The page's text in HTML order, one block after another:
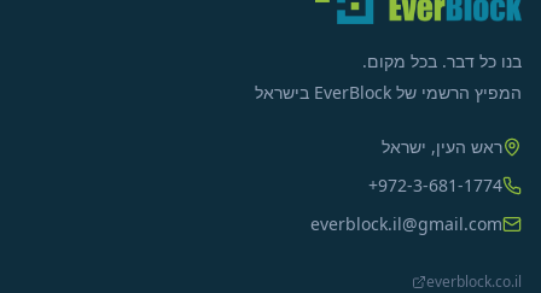
בנו כל דבר. בכל מקום.
המפיץ הרשמי של EverBlock בישראל
ראש העין, ישראל
+972-3-681-1774
everblock.il@gmail.com
everblock.co.il